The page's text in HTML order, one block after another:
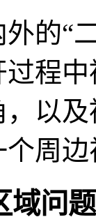
外的“
程
以
周
域问题